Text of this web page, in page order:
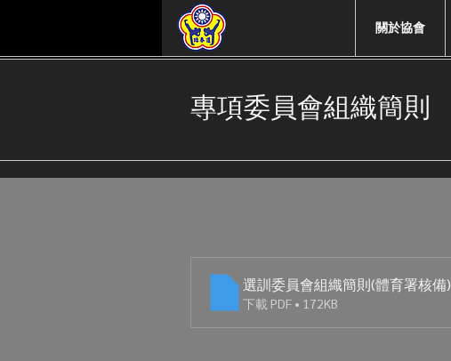
關於協會
專項委員會組織簡則
選訓委員會組織簡則(體育署核備)
下載 PDF • 172KB